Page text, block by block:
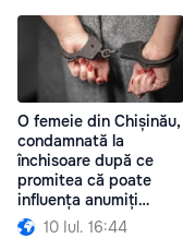
O femeie din Chișinău,
condamnată la
închisoare după ce
promitea că poate
influența anumiți
funcționari
10 Iul. 16:44